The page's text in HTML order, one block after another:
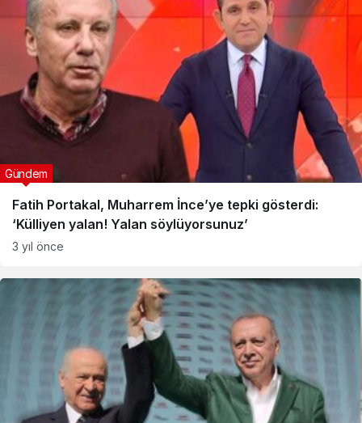
Fatih Portakal, Muharrem İnce’ye tepki gösterdi:
‘Külliyen yalan! Yalan söylüyorsunuz’
Gündem
3 yıl önce